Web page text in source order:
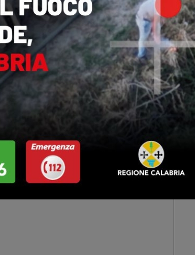
Altri Di Autore
della
CALABRIA
Praia a Mare: ordinanza anti-
movida, vietate le uscite
notturne ai minori di 14 anni.